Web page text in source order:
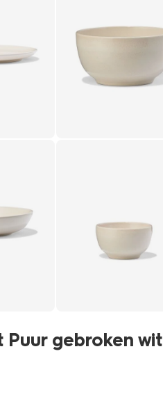
Puur gebroken wit